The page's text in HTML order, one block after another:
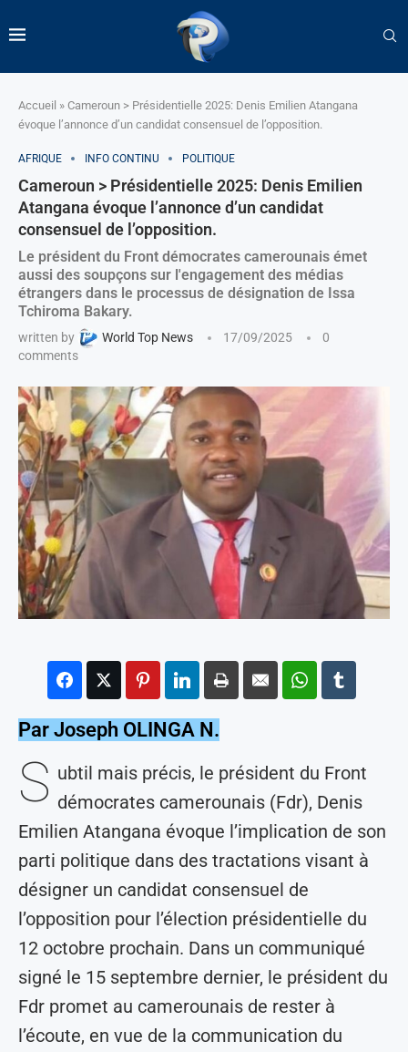
Accueil » Cameroun > Présidentielle 2025: Denis Emilien Atangana
évoque l’annonce d’un candidat consensuel de l’opposition.
AFRIQUE INFO CONTINU POLITIQUE
Cameroun > Présidentielle 2025: Denis Emilien
Atangana évoque l’annonce d’un candidat
consensuel de l’opposition.
Le président du Front démocrates camerounais émet
aussi des soupçons sur l'engagement des médias
étrangers dans le processus de désignation de Issa
Tchiroma Bakary.
written by World Top News 17/09/2025
0
comments
Par Joseph OLINGA N.
S ubtil mais précis, le président du Front
démocrates camerounais (Fdr), Denis
Emilien Atangana évoque l’implication de son
parti politique dans des tractations visant à
désigner un candidat consensuel de
l’opposition pour l’élection présidentielle du
12 octobre prochain. Dans un communiqué
signé le 15 septembre dernier, le président du
Fdr promet au camerounais de rester à
l’écoute, en vue de la communication du